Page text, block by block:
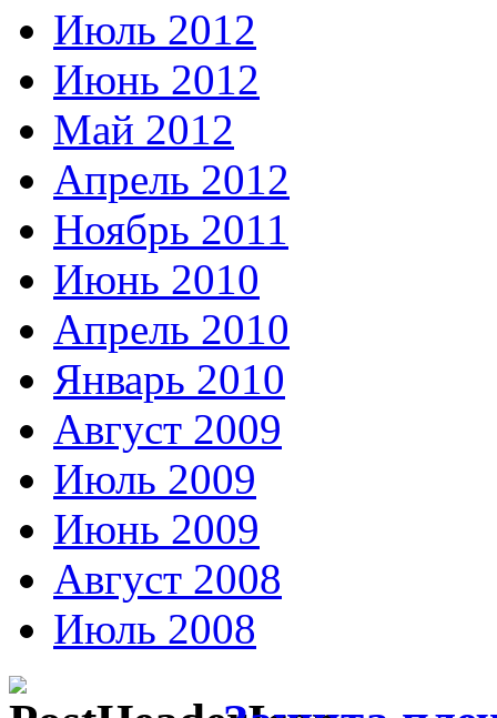
Июль 2012
Июнь 2012
Май 2012
Апрель 2012
Ноябрь 2011
Июнь 2010
Апрель 2010
Январь 2010
Август 2009
Июль 2009
Июнь 2009
Август 2008
Июль 2008